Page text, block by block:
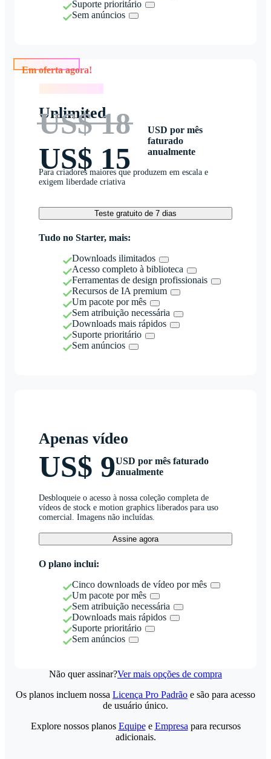
Suporte prioritário
Sem anúncios
Unlimited
US$ 18
US$ 15
USD por mês
faturado
anualmente
Para criadores maiores que produzem em escala e
exigem liberdade criativa
Teste gratuito de 7 dias
Tudo no Starter, mais:
Downloads ilimitados
Acesso completo à biblioteca
Ferramentas de design profissionais
Recursos de IA premium
Um pacote por mês
Sem atribuição necessária
Downloads mais rápidos
Suporte prioritário
Sem anúncios
Apenas vídeo
US$ 9USD por mês faturado
anualmente
Desbloqueie o acesso à nossa coleção completa de
vídeos de stock e motion graphics liberados para uso
comercial. Imagens não incluídas.
Assine agora
O plano inclui:
Cinco downloads de vídeo por mês
Um pacote por mês
Sem atribuição necessária
Downloads mais rápidos
Suporte prioritário
Sem anúncios
Não quer assinar?Ver mais opções de compra
Os planos incluem nossa Licença Pro Padrão e são para acesso
de usuário único.
Explore nossos planos Equipee Empresa para recursos
adicionais.